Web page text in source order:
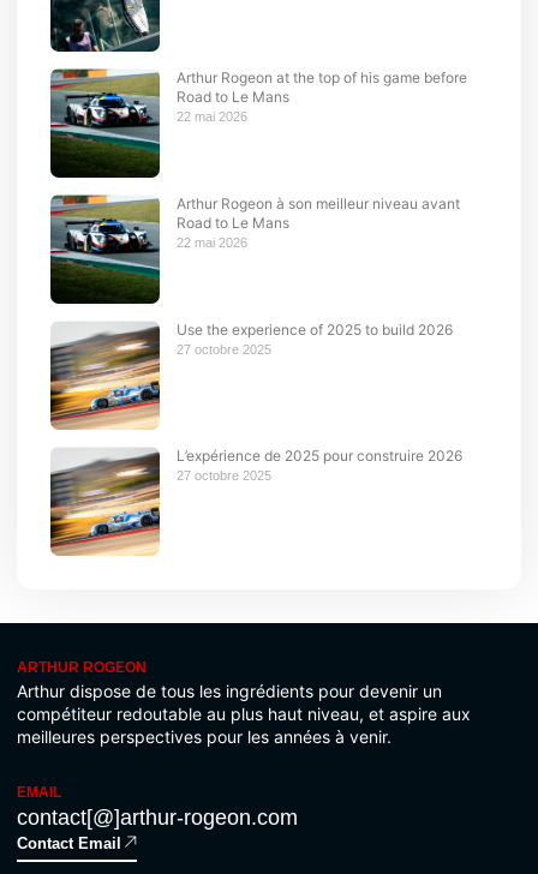
Arthur Rogeon at the top of his game before
Road to Le Mans
22 mai 2026
Arthur Rogeon à son meilleur niveau avant
Road to Le Mans
22 mai 2026
Use the experience of 2025 to build 2026
27 octobre 2025
L’expérience de 2025 pour construire 2026
27 octobre 2025
ARTHUR ROGEON
Arthur dispose de tous les ingrédients pour devenir un
compétiteur redoutable au plus haut niveau, et aspire aux
meilleures perspectives pour les années à venir.
EMAIL
contact[@]arthur-rogeon.com
Contact Email